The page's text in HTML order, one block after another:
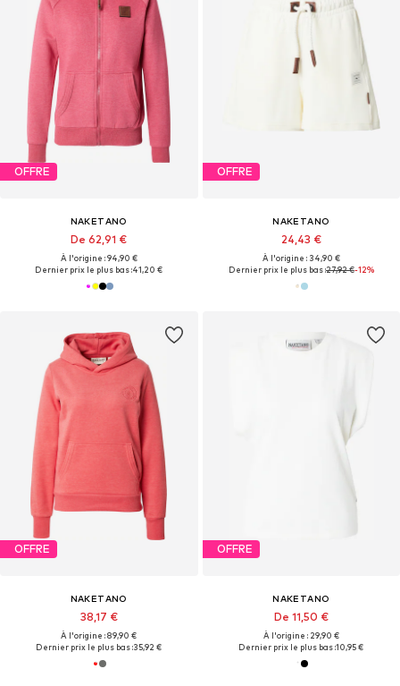
OFFRE
NAKETANO
De 62,91 €
À l'origine : 94,90 €
Dernier prix le plus bas :41,20 €
OFFRE
NAKETANO
24,43 €
À l'origine : 34,90 €
Dernier prix le plus bas :27,92 €-12%
OFFRE
NAKETANO
38,17 €
À l'origine : 89,90 €
Dernier prix le plus bas :35,92 €
OFFRE
NAKETANO
De 11,50 €
À l'origine : 29,90 €
Dernier prix le plus bas :10,95 €